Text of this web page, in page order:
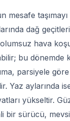
mesafe
dağ
hava
bu dönemde
parsiyele
Yaz aylarında
yükseltir.
bir sürücü,